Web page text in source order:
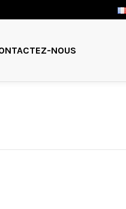
NOUS